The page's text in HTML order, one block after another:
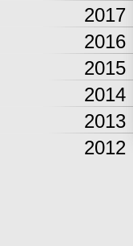
2017
2016
2015
2014
2013
2012